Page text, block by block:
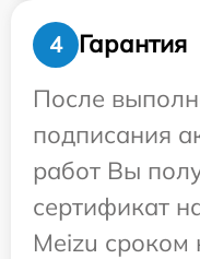
4
Гарантия
После
подписания
работ Вы
сертификат
Meizu сроком